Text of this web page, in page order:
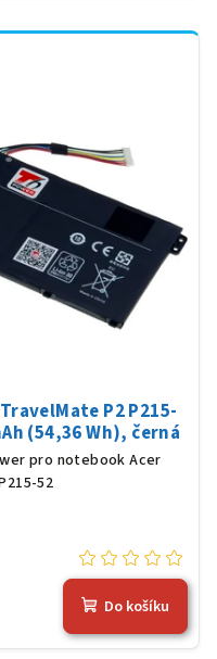
P2 P215-
(54,36 Wh), černá
pro notebook Acer
52
Do košíku